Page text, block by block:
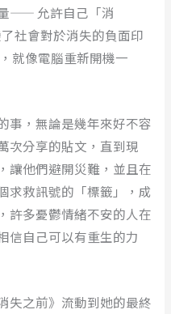
—— 允許自己「消
社會對於消失的負面印
就像電腦重新開機一
事，無論是幾年來好不容
次分享的貼文，直到現
讓他們避開災難，並且在
求救訊號的「標籤」，成
許多憂鬱情緒不安的人在
信自己可以有重生的力
失之前》流動到她的最終